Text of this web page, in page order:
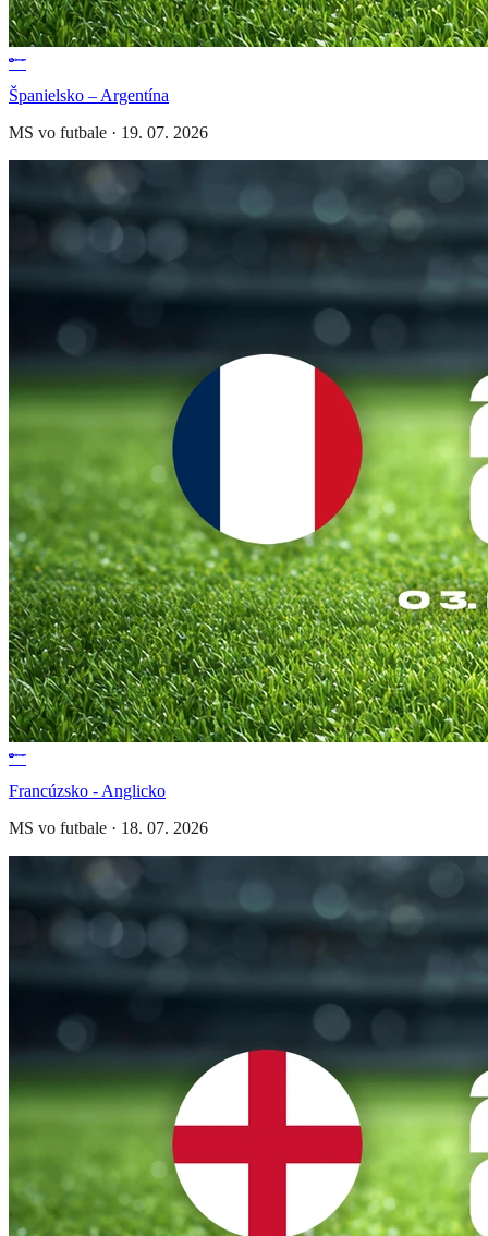
Španielsko – Argentína
MS vo futbale · 19. 07. 2026
Francúzsko - Anglicko
MS vo futbale · 18. 07. 2026